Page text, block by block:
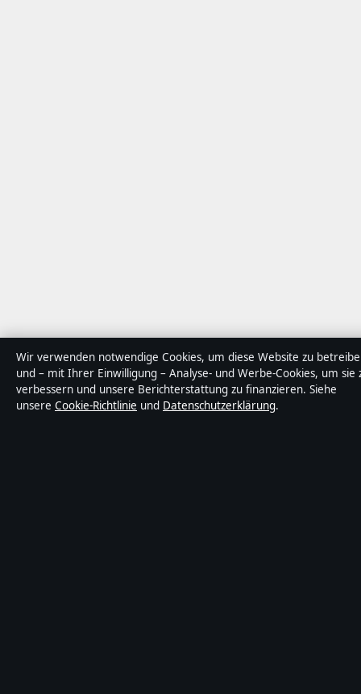
Wir verwenden notwendige Cookies, um diese Website zu
und – mit Ihrer Einwilligung – Analyse- und Werbe-Cookies, um sie
verbessern und unsere Berichterstattung zu finanzieren. Siehe
unsere Cookie-Richtlinie und Datenschutzerklärung.